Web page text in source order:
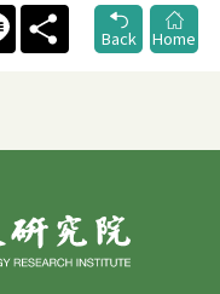
Line
Share
Back
Home